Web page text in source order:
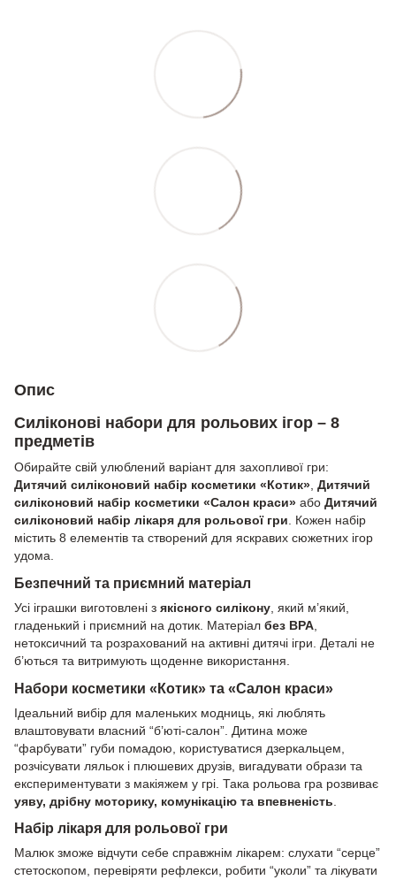
Опис
Силіконові набори для рольових ігор – 8
предметів
Обирайте свій улюблений варіант для захопливої гри:
Дитячий силіконовий набір косметики «Котик» Дитячий
силіконовий набір косметики «Салон краси» або Дитячий
силіконовий набір лікаря для рольової гри . Кожен набір
містить 8 елементів та створений для яскравих сюжетних ігор
удома.
Безпечний та приємний матеріал
Усі іграшки виготовлені з якісного силікону , який м’який,
гладенький і приємний на дотик. Матеріал без BPA
нетоксичний та розрахований на активні дитячі ігри. Деталі не
б’ються та витримують щоденне використання.
Набори косметики «Котик» та «Салон краси»
Ідеальний вибір для маленьких модниць, які люблять
влаштовувати власний “б’юті-салон”. Дитина може
“фарбувати” губи помадою, користуватися дзеркальцем,
розчісувати ляльок і плюшевих друзів, вигадувати образи та
експериментувати з макіяжем у грі. Така рольова гра розвиває
уяву, дрібну моторику, комунікацію та впевненість
Набір лікаря для рольової гри
Малюк зможе відчути себе справжнім лікарем: слухати “серце”
стетоскопом, перевіряти рефлекси, робити “уколи” та лікувати